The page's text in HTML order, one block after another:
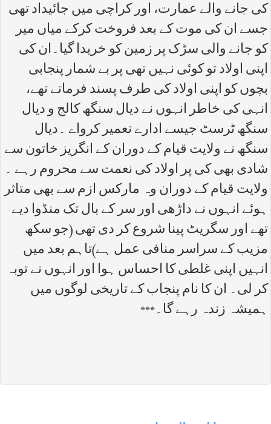
کی جانے والے عمارت، اور کراچی میں جائیداد تھی
جسے ان کی موت کے بعد فروخت کرکے میاں میر
کو جانے والی سڑک پر زمین کو خریدا گیا۔ان کی
اپنی اولاد تو کوئی نہیں تھی پر بے شمار پنجابی
بچوں کو اپنی اولاد کی طرف پسند فرماتے تھے،
انہی کی خاطر انہوں نے دیال سنگھ کالج و دیال
سنگھ ٹرسٹ جیسے ادارے تعمیر کرواے ۔دیال
سنگھ نے ولایت قیام کے دوران کے انگریز خاتون سے
شادی بھی کی پر اولاد کی نعمت سے محروم رہے ۔
ولایت قیام کے دوران وہ مارکس ازم سے بھی متاثر
ہوئے انہوں نے داڑھی اور سر کے بال تک منڈوا دیے
تھے اور سگریٹ پینا شروع کر دی تھی (جو سکھ
مزیب کے سراسر منافی عمل ہے)تاہم بعد میں
انہیں اپنی غلطی کا احساس ہوا اور انہوں نے توبہ
کر لی۔ ان کا نام پنجاب کے تاریخی لوگوں میں
ہمیشہ زندہ رہے گا۔***